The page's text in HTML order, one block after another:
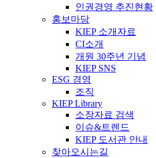
인권경영 추진현황
홍보마당
KIEP 소개자료
CI소개
개원 30주년 기념
KIEP SNS
ESG 경영
조직
KIEP Library
소장자료 검색
이슈&트렌드
KIEP 도서관 안내
찾아오시는길